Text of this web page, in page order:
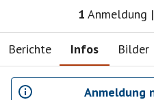
1 Anmeldung |
Berichte Infos Bilder
Anmeldung